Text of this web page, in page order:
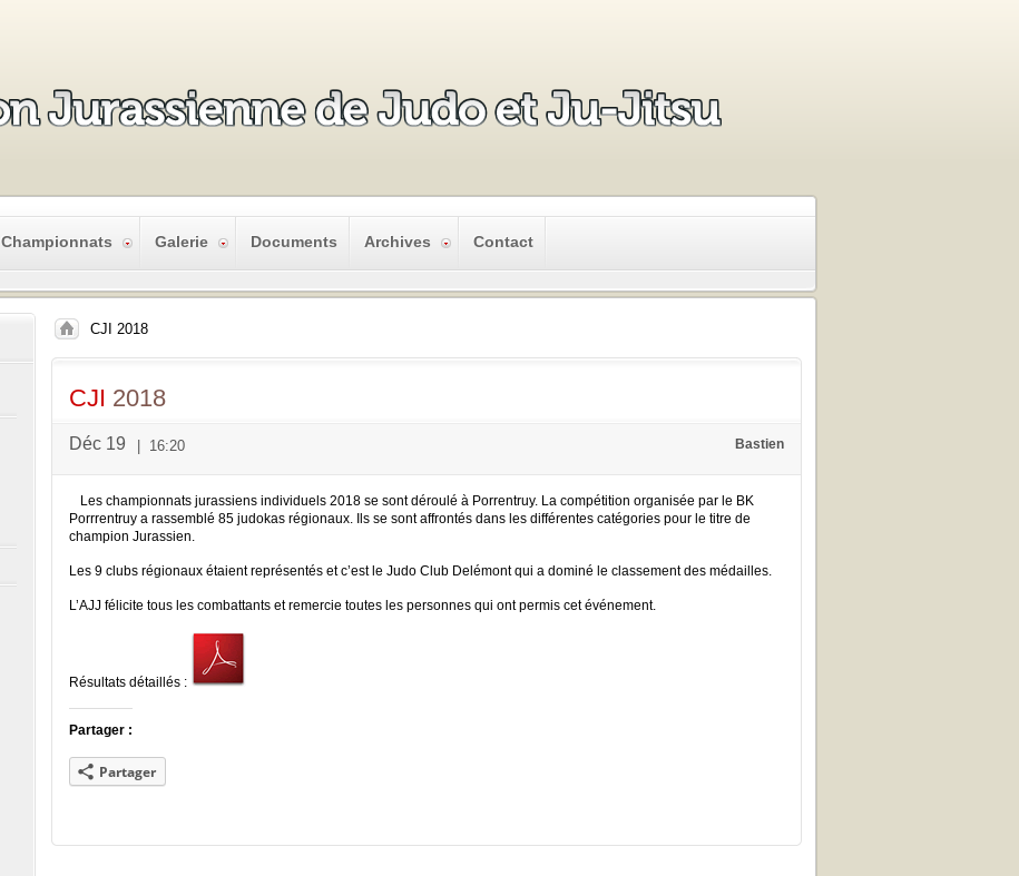
Championnats Galerie Documents Archives Contact
CJI 2018
CJI 2018
Bastien
Déc 19 16:20
Les championnats jurassiens individuels 2018 se sont déroulé à Porrentruy. La compétition organisée par le BK
Porrrentruy a rassemblé 85 judokas régionaux. Ils se sont affrontés dans les différentes catégories pour le titre de
champion Jurassien.
Les 9 clubs régionaux étaient représentés et c’est le Judo Club Delémont qui a dominé le classement des médailles.
L’AJJ félicite tous les combattants et remercie toutes les personnes qui ont permis cet événement.
Résultats détaillés :
Partager :
Partager